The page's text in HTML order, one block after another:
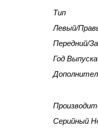
Тип
Левый/
Передний/
Год Выпуска
Серийный